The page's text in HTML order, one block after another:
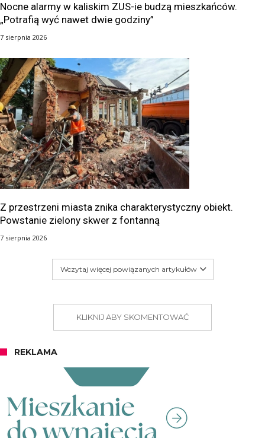
Nocne alarmy w kaliskim ZUS-ie budzą mieszkańców.
„Potrafią wyć nawet dwie godziny”
7 sierpnia 2026
Z przestrzeni miasta znika charakterystyczny obiekt.
Powstanie zielony skwer z fontanną
7 sierpnia 2026
Wczytaj więcej powiązanych artykułów
KLIKNIJ ABY SKOMENTOWAĆ
REKLAMA